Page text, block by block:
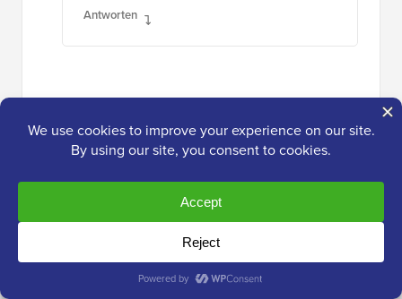
Antworten
Hassan
25. Nov. 2015 um 7:46 Uhr
Hallo WP… Haben Sie einen Telegram-Kanal?
Es ist ein einfacher Weg, Ihre Ideen zu sehen,
lieber Freund..danke